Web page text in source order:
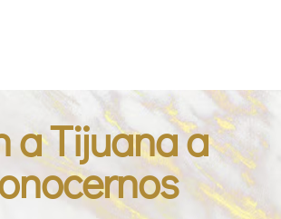
a Tijuana a